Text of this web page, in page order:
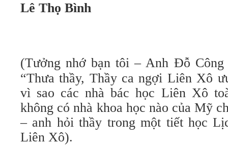
Lê Thọ Bình
(Tưởng nhớ bạn tôi – Anh Đỗ
“Thưa thầy, Thầy ca ngợi Liên Xô
vì sao các nhà bác học Liên Xô
không có nhà khoa học nào của Mỹ
– anh hỏi thầy trong một tiết học
Liên Xô).